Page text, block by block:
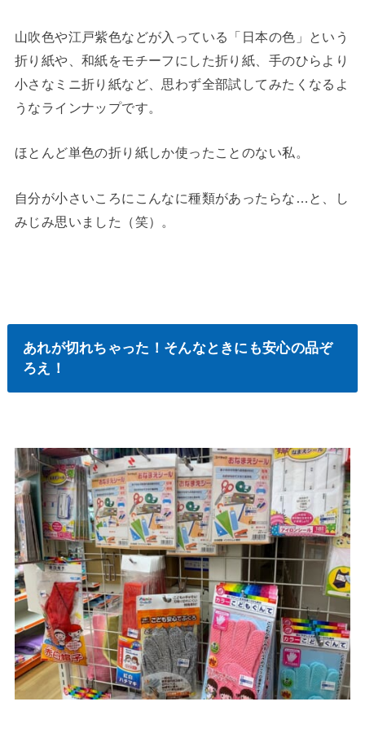
山吹色や江戸紫色などが入っている「日本の色」という
折り紙や、和紙をモチーフにした折り紙、手のひらより
小さなミニ折り紙など、思わず全部試してみたくなるよ
うなラインナップです。
ほとんど単色の折り紙しか使ったことのない私。
自分が小さいころにこんなに種類があったらな…と、し
みじみ思いました（笑）。
あれが切れちゃった！そんなときにも安心の品ぞ
ろえ！